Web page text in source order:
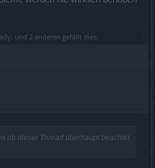
und 2 anderen gefällt dies.
ob dieser Thread überhaupt beachtet